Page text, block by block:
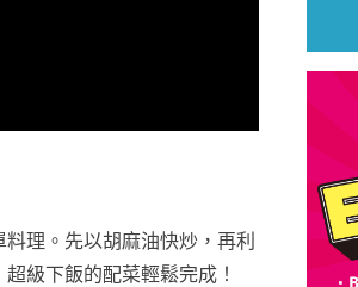
理。先以胡麻油快炒，再利
級下飯的配菜輕鬆完成！